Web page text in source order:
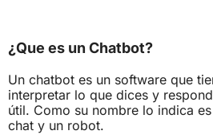
¿Que es un Chatbot?
Un chatbot es un software que
interpretar lo que dices y
útil. Como su nombre lo indica
chat y un robot.